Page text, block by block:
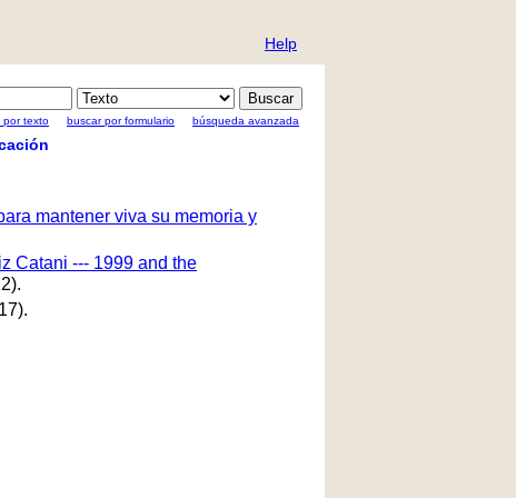
Help
por texto buscar por formulario búsqueda avanzada
mantener viva su memoria y
Catani --- 1999 and the